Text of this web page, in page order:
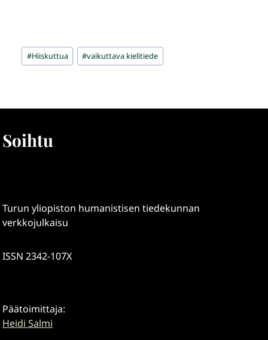
Avainsanat:
#Hiiskuttua #vaikuttava kielitiede
Soihtu
Turun yliopiston humanistisen tiedekunnan
verkkojulkaisu
ISSN 2342-107X
Päätoimittaja:
Heidi Salmi